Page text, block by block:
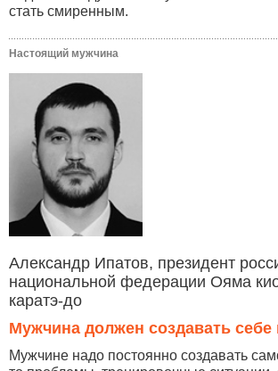
стать смиренным.
Настоящий мужчина
Александр Ипатов, президент
национальной федерации Ояма
каратэ-до
Мужчина должен создавать
Мужчине надо постоянно создавать